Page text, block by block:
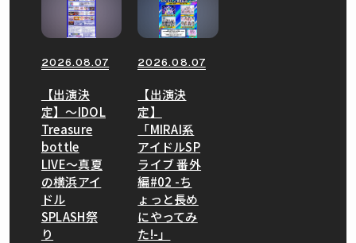
2026.08.07
【出演決
定】〜IDOL
Treasure
bottle
LIVE〜真夏
の横浜アイ
ドル
SPLASH祭
り
2026.08.07
【出演決
定】
「MIRAI系
アイドルSP
ライブ 番外
編#02 -ち
ょっと長め
にやってみ
た!-」